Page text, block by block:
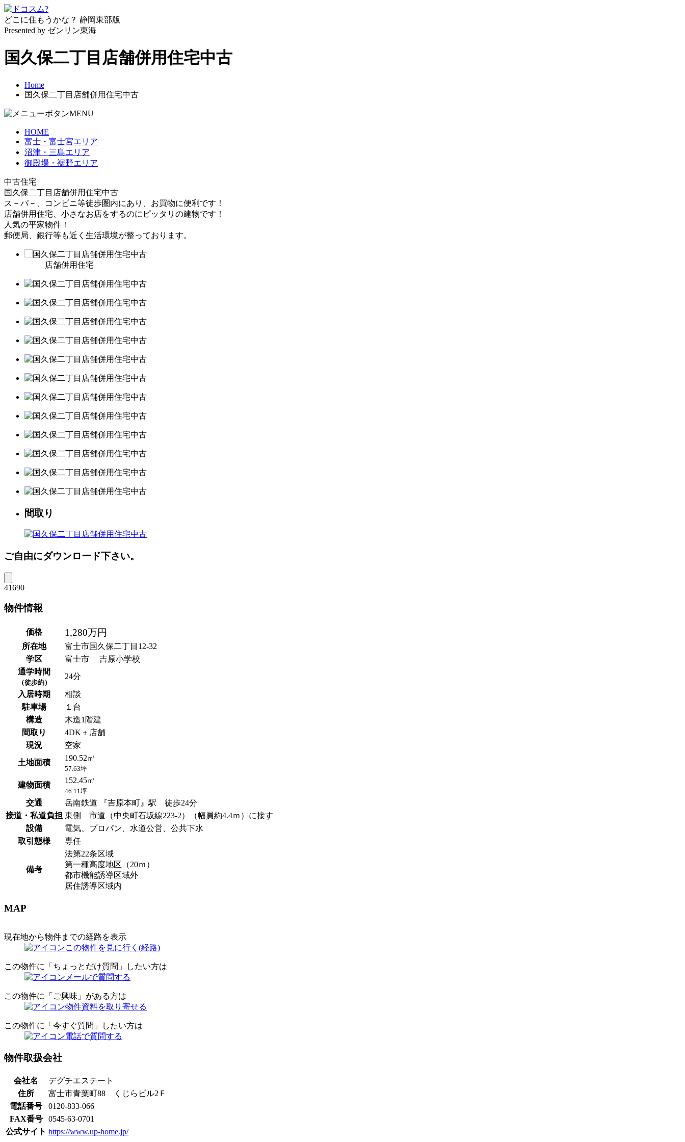
どこに住もうかな？ 静岡東部版
Presented by ゼンリン東海
国久保二丁目店舗併用住宅中古
Home
国久保二丁目店舗併用住宅中古
MENU
HOME
富士・富士宮エリア
沼津・三島エリア
御殿場・裾野エリア
中古住宅
国久保二丁目店舗併用住宅中古
ス－パ－、コンビニ等徒歩圏内にあり、お買物に便利です！
店舗併用住宅、小さなお店をするのにピッタリの建物です！
人気の平家物件！
郵便局、銀行等も近く生活環境が整っております。
店舗併用住宅
間取り
ご自由にダウンロード下さい。
41690
物件情報
価格 1,280万円
所在地
富士市国久保二丁目12-32
学区
富士市 吉原小学校
通学時間
（徒歩約）
24分
入居時期
相談
駐車場
１台
構造
木造1階建
間取り
4DK＋店舗
現況
空家
土地面積
190.52㎡
57.63坪
建物面積
152.45㎡
46.11坪
交通
岳南鉄道 『吉原本町』駅 徒歩24分
接道・私道負担 東側 市道（中央町石坂線223-2）（幅員約4.4ｍ）に接す
設備
電気、プロパン、水道公営、公共下水
取引態様
専任
備考
法第22条区域
第一種高度地区（20ｍ）
都市機能誘導区域外
居住誘導区域内
MAP
現在地から物件までの経路を表示
この物件を見に行く(経路)
この物件に「ちょっとだけ質問」したい方は
メールで質問する
この物件に「ご興味」がある方は
物件資料を取り寄せる
この物件に「今すぐ質問」したい方は
電話で質問する
物件取扱会社
会社名
デグチエステート
住所
富士市青葉町88 くじらビル2Ｆ
電話番号
0120-833-066
FAX番号
0545-63-0701
公式サイト https://www.up-home.jp/